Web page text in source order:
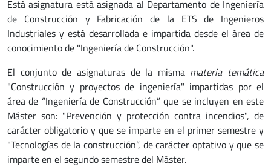
Está asignatura está asignada al Departamento de Ingeniería
de Construcción y Fabricación de la ETS de Ingenieros
Industriales y está desarrollada e impartida desde el área de
conocimiento de "Ingeniería de Construcción".
El conjunto de asignaturas de la misma materia temática
"Construcción y proyectos de ingeniería" impartidas por el
área de “Ingeniería de Construcción” que se incluyen en este
Máster son: "Prevención y protección contra incendios", de
carácter obligatorio y que se imparte en el primer semestre y
"Tecnologías de la construcción”, de carácter optativo y que se
imparte en el segundo semestre del Máster.